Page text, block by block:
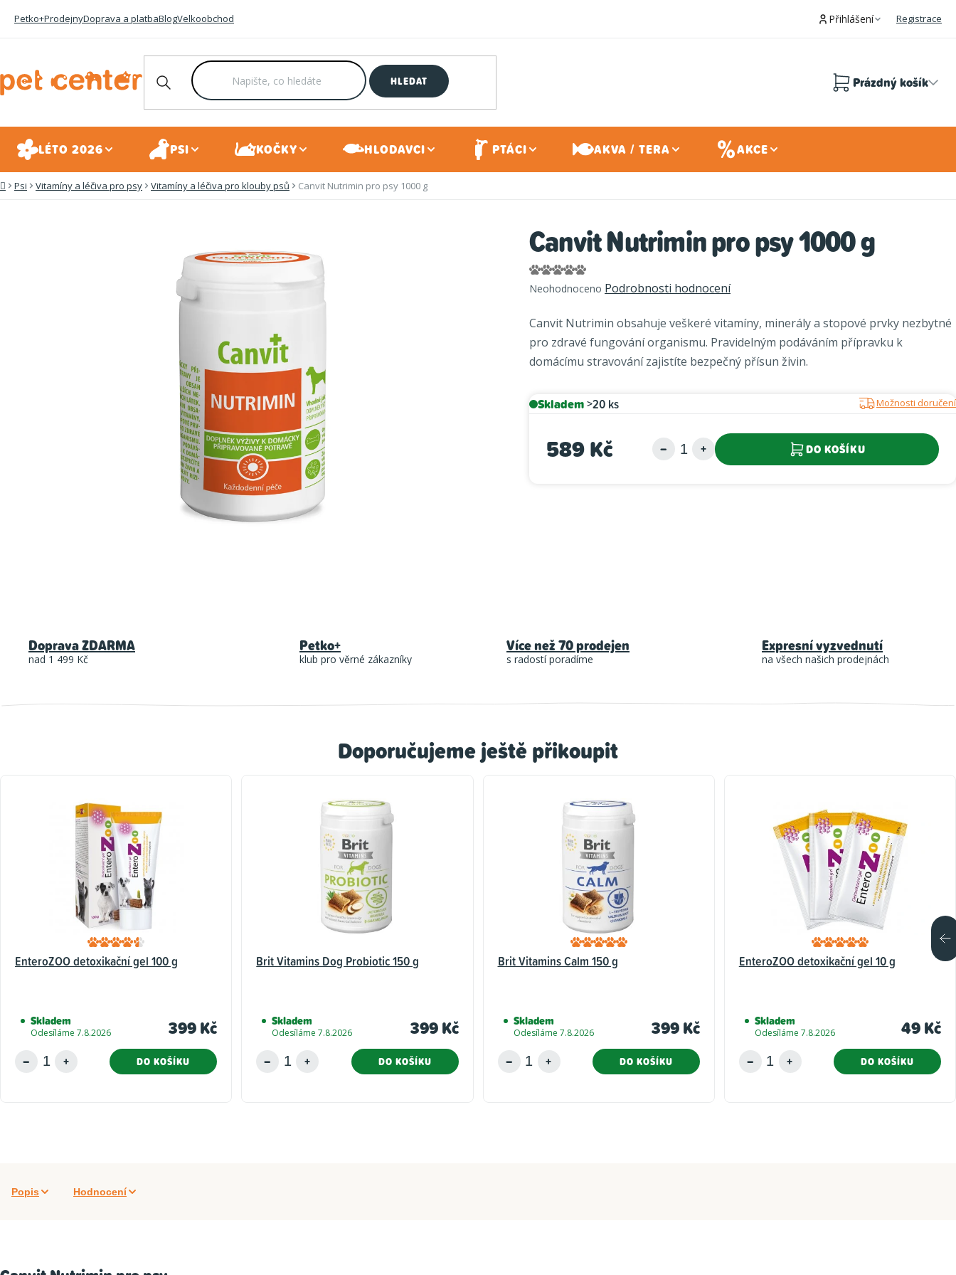
Petko+ProdejnyDoprava a platbaBlogVelkoobchod Přihlášení Registrace
HLEDAT Prázdný košík
LÉTO 2026 PSI KOČKY HLODAVCI PTÁCI AKVA / TERA AKCE
Domů
Psi Vitamíny a léčiva pro psy Vitamíny a léčiva pro klouby psů Canvit Nutrimin pro psy 1000 g
Canvit Nutrimin pro psy 1000 g
Průměrné
hodnocení
je
0,0
z
hvězdiček.
Neohodnoceno Podrobnosti hodnocení
Canvit Nutrimin obsahuje veškeré vitamíny, minerály a stopové prvky nezbytné
pro zdravé fungování organismu. Pravidelným podáváním přípravku k
domácímu stravování zajistíte bezpečný přísun živin.
Skladem>20 ks Možnosti doručení
589 Kč DO KOŠÍKU
Doporučujeme ještě přikoupit
EnteroZOO detoxikační gel 100 g
Skladem
Odesíláme 7.8.2026 399 Kč
DO KOŠÍKU
Brit Vitamins Dog Probiotic 150 g
Skladem
Odesíláme 7.8.2026 399 Kč
DO KOŠÍKU
Brit Vitamins Calm 150 g
Skladem
Odesíláme 7.8.2026 399 Kč
DO KOŠÍKU
EnteroZOO detoxikační gel 10 g
Skladem
Odesíláme 7.8.2026 49 Kč
DO KOŠÍKU
Doprava ZDARMA
nad 1 499 Kč
Petko+
klub pro věrné zákazníky
Více než 70 prodejen
s radostí poradíme
Expresní vyzvednutí
na všech našich prodejnách
Popis Hodnocení